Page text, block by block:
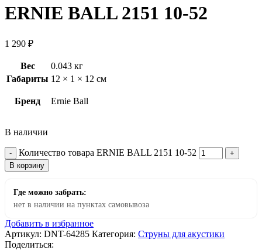
ERNIE BALL 2151 10-52
1 290 ₽
Вес
0.043 кг
Габариты 12 × 1 × 12 см
Бренд Ernie Ball
В наличии
Количество товара ERNIE BALL 2151 10-52
В корзину
Где можно забрать:
нет в наличии на пунктах самовывоза
Добавить в избранное
Артикул: DNT-64285 Категория: Струны для акустики
Поделиться: